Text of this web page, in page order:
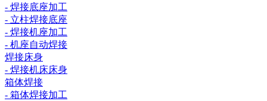
- 焊接底座加工
- 立柱焊接底座
- 焊接机座加工
- 机座自动焊接
焊接床身
- 焊接机床床身
箱体焊接
- 箱体焊接加工